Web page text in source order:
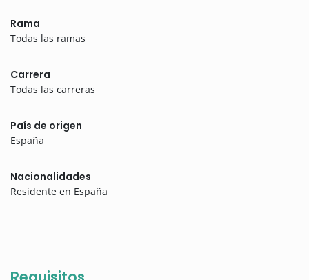
Rama
Todas las ramas
Carrera
Todas las carreras
País de origen
España
Nacionalidades
Residente en España